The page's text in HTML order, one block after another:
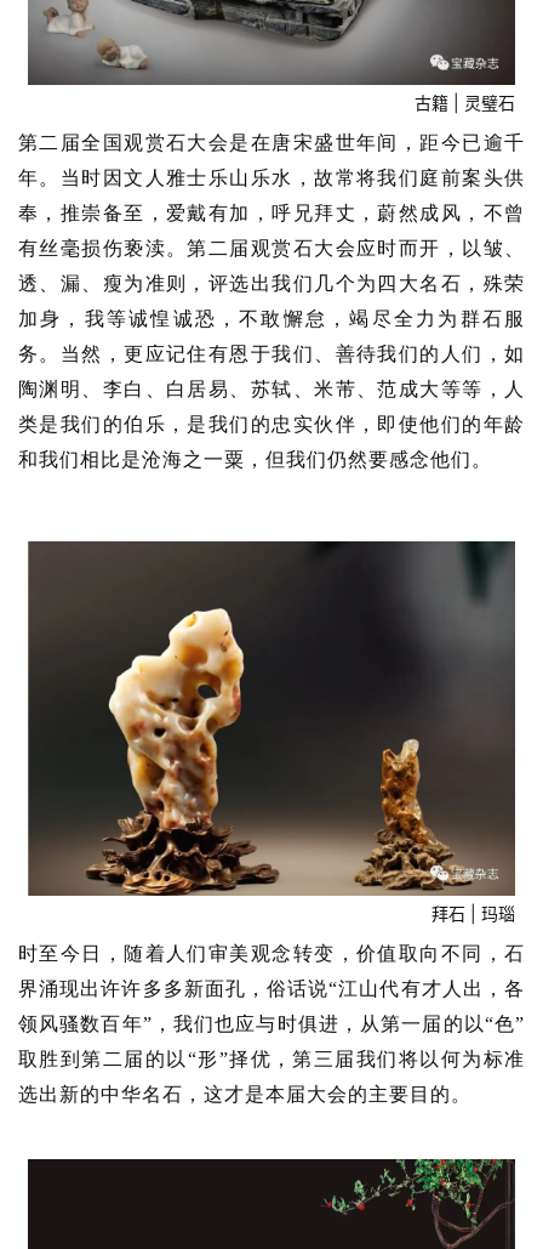
古籍 | 灵璧石
第二届全国观赏石大会是在唐宋盛世年间，距今已逾千
年。当时因文人雅士乐山乐水，故常将我们庭前案头供
奉，推崇备至，爱戴有加，呼兄拜丈，蔚然成风，不曾
有丝毫损伤亵渎。第二届观赏石大会应时而开，以皱、
透、漏、瘦为准则，评选出我们几个为四大名石，殊荣
加身，我等诚惶诚恐，不敢懈怠，竭尽全力为群石服
务。当然，更应记住有恩于我们、善待我们的人们，如
陶渊明、李白、白居易、苏轼、米芾、范成大等等，人
类是我们的伯乐，是我们的忠实伙伴，即使他们的年龄
和我们相比是沧海之一粟，但我们仍然要感念他们。
拜石 | 玛瑙
时至今日，随着人们审美观念转变，价值取向不同，石
界涌现出许许多多新面孔，俗话说“江山代有才人出，各
领风骚数百年”，我们也应与时俱进，从第一届的以“色”
取胜到第二届的以“形”择优，第三届我们将以何为标准
选出新的中华名石，这才是本届大会的主要目的。